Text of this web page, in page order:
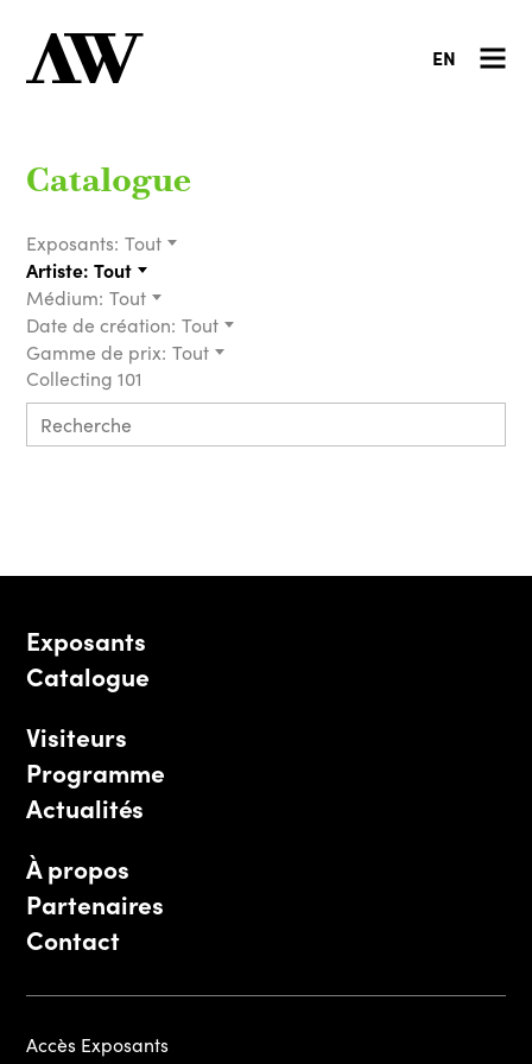
EN
Catalogue
Exposants: Tout
Artiste: Tout
Médium: Tout
Date de création: Tout
Gamme de prix: Tout
Collecting 101
Exposants
Catalogue
Visiteurs
Programme
Actualités
À propos
Partenaires
Contact
Accès Exposants